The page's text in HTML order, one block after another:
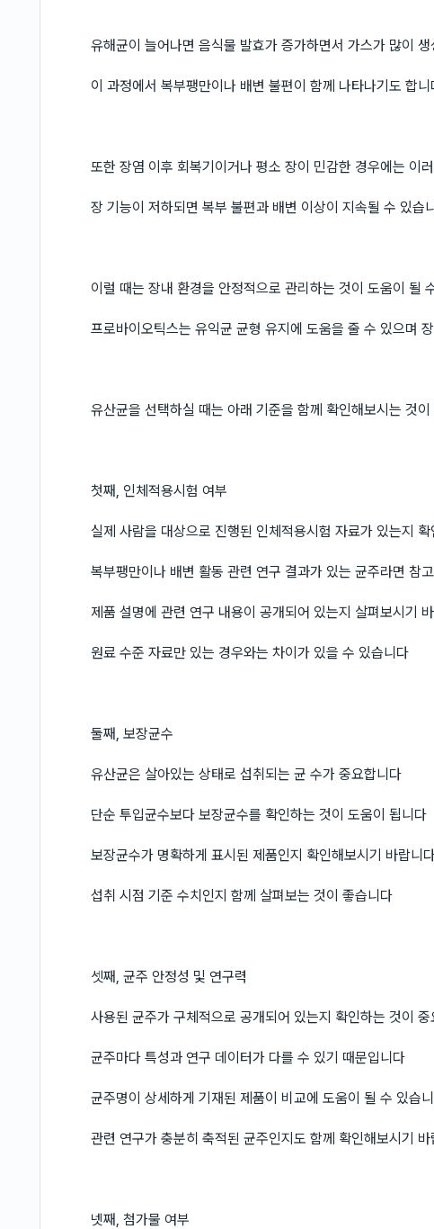
유해균이 늘어나면 음식물 발효가 증가하면서 가스가 많이
이 과정에서 복부팽만이나 배변 불편이 함께 나타나기도 합니
또한 장염 이후 회복기이거나 평소 장이 민감한 경우에는 이
장 기능이 저하되면 복부 불편과 배변 이상이 지속될 수 있습
이럴 때는 장내 환경을 안정적으로 관리하는 것이 도움이 될
프로바이오틱스는 유익균 균형 유지에 도움을 줄 수 있으며
유산균을 선택하실 때는 아래 기준을 함께 확인해보시는 것
첫째, 인체적용시험 여부
실제 사람을 대상으로 진행된 인체적용시험 자료가 있는지
복부팽만이나 배변 활동 관련 연구 결과가 있는 균주라면 참
제품 설명에 관련 연구 내용이 공개되어 있는지 살펴보시기
원료 수준 자료만 있는 경우와는 차이가 있을 수 있습니다
둘째, 보장균수
유산균은 살아있는 상태로 섭취되는 균 수가 중요합니다
단순 투입균수보다 보장균수를 확인하는 것이 도움이 됩니다
보장균수가 명확하게 표시된 제품인지 확인해보시기 바랍니
섭취 시점 기준 수치인지 함께 살펴보는 것이 좋습니다
셋째, 균주 안정성 및 연구력
사용된 균주가 구체적으로 공개되어 있는지 확인하는 것이
균주마다 특성과 연구 데이터가 다를 수 있기 때문입니다
균주명이 상세하게 기재된 제품이 비교에 도움이 될 수 있습
관련 연구가 충분히 축적된 균주인지도 함께 확인해보시기 바
넷째, 첨가물 여부